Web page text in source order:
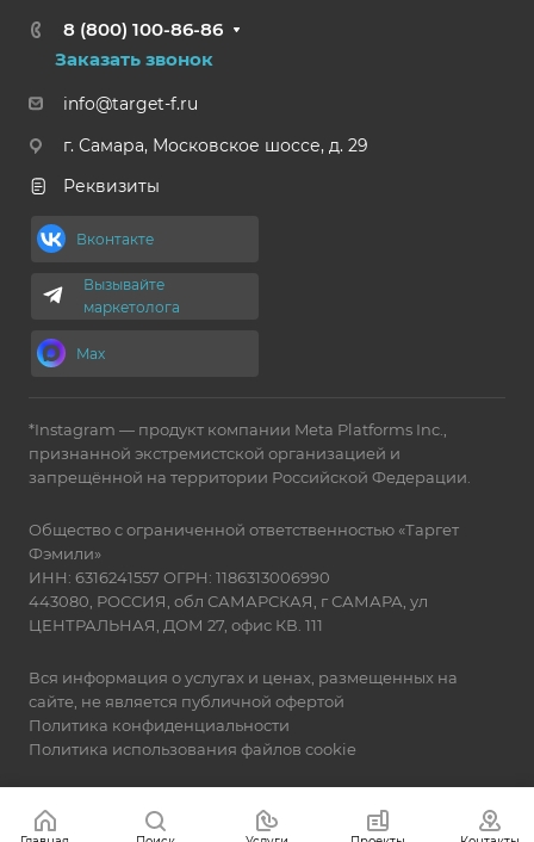
8 (800) 100-86-86
Заказать звонок
info@target-f.ru
г. Самара, Московское шоссе, д. 29
Реквизиты
Вконтакте
Вызывайте
маркетолога
Max
*Instagram — продукт компании Meta Platforms Inc.,
признанной экстремистской организацией и
запрещённой на территории Российской Федерации.
Общество с ограниченной ответственностью «Таргет
Фэмили»
ИНН: 6316241557 ОГРН: 1186313006990
443080, РОССИЯ, обл САМАРСКАЯ, г САМАРА, ул
ЦЕНТРАЛЬНАЯ, ДОМ 27, офис КВ. 111
Вся информация о услугах и ценах, размещенных на
сайте, не является публичной офертой
Политика конфиденциальности
Политика использования файлов cookie